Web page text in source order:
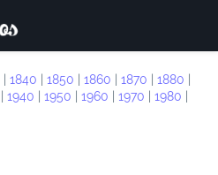
1840 1850 1860 1870 1880
1940 1950 1960 1970 1980